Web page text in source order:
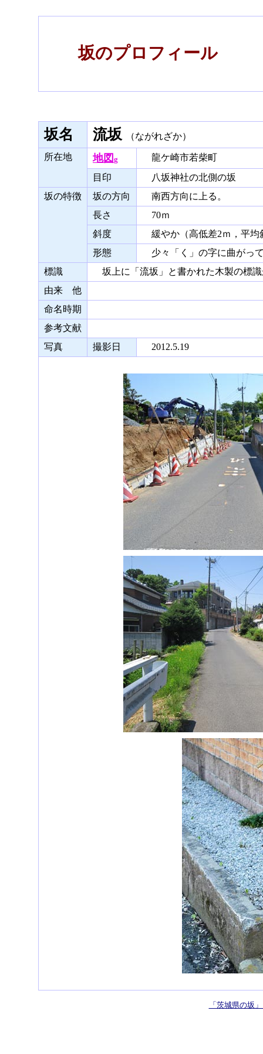
坂のプロフィール
坂名 流坂 （ながれざか）
所在地 地図 g
龍ケ崎市若柴町
目印
八坂神社の北側の坂
坂の特徴
坂の方向
南西方向に上る。
長さ
70ｍ
斜度
緩やか（高低差2ｍ，平均
形態
少々「く」の字に曲がっ
標識
坂上に「流坂」と書かれた木製の標
由来 他
命名時期
参考文献
写真
撮影日 2012.5.19
「茨城県の坂